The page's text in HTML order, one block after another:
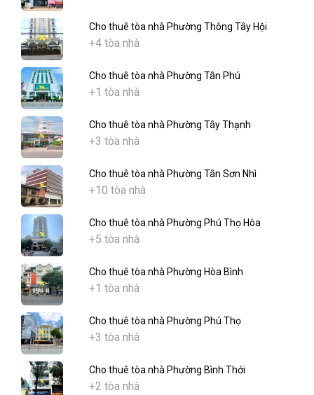
Cho thuê tòa nhà Phường Thông Tây Hội
+4 tòa nhà
Cho thuê tòa nhà Phường Tân Phú
+1 tòa nhà
Cho thuê tòa nhà Phường Tây Thạnh
+3 tòa nhà
Cho thuê tòa nhà Phường Tân Sơn Nhì
+10 tòa nhà
Cho thuê tòa nhà Phường Phú Thọ Hòa
+5 tòa nhà
Cho thuê tòa nhà Phường Hòa Bình
+1 tòa nhà
Cho thuê tòa nhà Phường Phú Thọ
+3 tòa nhà
Cho thuê tòa nhà Phường Bình Thới
+2 tòa nhà